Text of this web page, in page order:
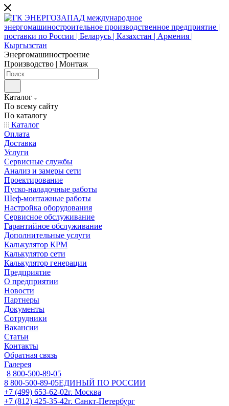
Энергомашиностроение
Производство | Монтаж
Каталог
По всему сайту
По каталогу
Каталог
Оплата
Доставка
Услуги
Сервисные службы
Анализ и замеры сети
Проектирование
Пуско-наладочные работы
Шеф-монтажные работы
Настройка оборудования
Сервисное обслуживание
Гарантийное обслуживание
Дополнительные услуги
Калькулятор КРМ
Калькулятор сети
Калькулятор генерации
Предприятие
О предприятии
Новости
Партнеры
Документы
Сотрудники
Вакансии
Статьи
Контакты
Обратная связь
Галерея
8 800-500-89-05
8 800-500-89-05ЕДИНЫЙ ПО РОССИИ
+7 (499) 653-62-02г. Москва
+7 (812) 425-35-42г. Санкт-Петербург